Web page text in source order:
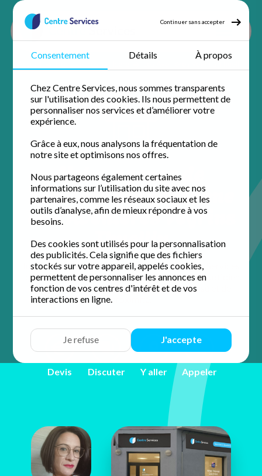
Continuer sans accepter
Consentement Détails À propos
Chez Centre Services, nous sommes transparents
sur l'utilisation des cookies. Ils nous permettent de
personnaliser nos services et d’améliorer votre
expérience.
Grâce à eux, nous analysons la fréquentation de
notre site et optimisons nos offres.
Nous partageons également certaines
informations sur l’utilisation du site avec nos
partenaires, comme les réseaux sociaux et les
outils d’analyse, afin de mieux répondre à vos
besoins.
Des cookies sont utilisés pour la personnalisation
des publicités. Cela signifie que des fichiers
stockés sur votre appareil, appelés cookies,
permettent de personnaliser les annonces en
fonction de vos centres d'intérêt et de vos
interactions en ligne.
Je refuse J'accepte
Votre agence de
services à la personne
aux Avenières Veyrins
Thuellin
Installée au cœur de la ville, l'équipe de Centre Services
Les Avenières Veyrins Thuellin simplifie votre quotidien.
Profitez d'un accompagnement personnalisé et de
proximité.
Devis Discuter Y aller Appeler
Aurélie
Bastien